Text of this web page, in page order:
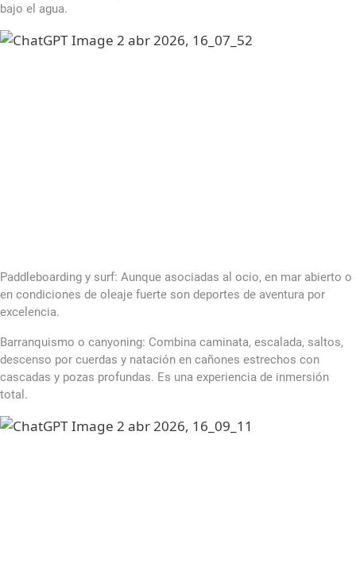
bajo el agua.
Paddleboarding y surf: Aunque asociadas al ocio, en mar abierto o
en condiciones de oleaje fuerte son deportes de aventura por
excelencia.
Barranquismo o canyoning: Combina caminata, escalada, saltos,
descenso por cuerdas y natación en cañones estrechos con
cascadas y pozas profundas. Es una experiencia de inmersión
total.